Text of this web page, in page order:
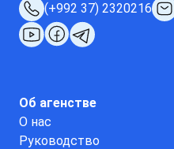
(+992 37) 2320216
Об агенстве
О нас
Руководство